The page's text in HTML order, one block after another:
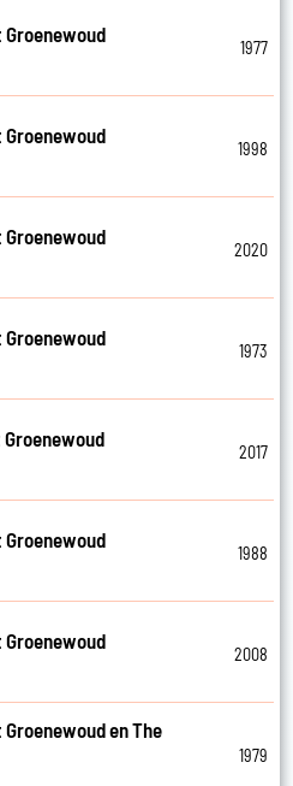
Groenewoud
1977
Groenewoud
1998
Groenewoud
2020
Groenewoud
1973
Groenewoud
2017
Groenewoud
1988
Groenewoud
2008
Groenewoud en The
1979